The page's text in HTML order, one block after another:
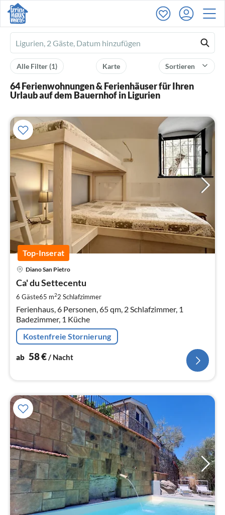
Ferienhausmiete
logo
Sortieren
Karte
Alle Filter(1)
64 Ferienwohnungen & Ferienhäuser für Ihren
Urlaub auf dem Bauernhof in Ligurien
Top-Inserat
Diano San Pietro
Ca' du Settecentu
6 Gäste65 m22 Schlafzimmer
Ferienhaus, 6 Personen, 65 qm, 2 Schlafzimmer, 1
Badezimmer, 1 Küche
Kostenfreie Stornierung
ab 58€/ Nacht